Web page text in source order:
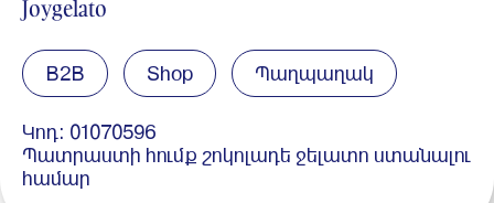
Joygelato
B2B Shop Պաղպաղակ
Կոդ: 01070596
Պատրաստի հումք շոկոլադե ջելատո ստանալու
համար